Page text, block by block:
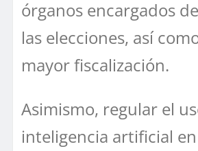
órganos encargados
las elecciones, así
mayor fiscalización.
Asimismo, regular el
inteligencia artificial en